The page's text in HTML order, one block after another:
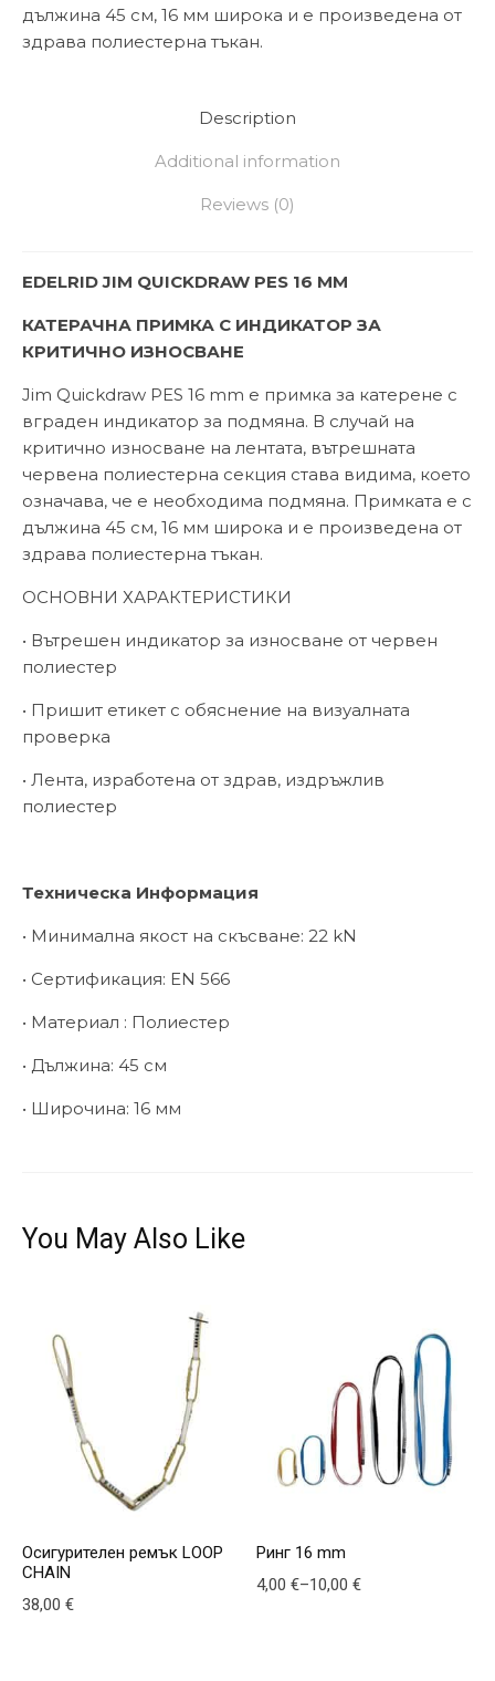
дължина 45 см, 16 мм широка и е произведена от
здрава полиестерна тъкан.
Description
Additional information
Reviews (0)
EDELRID JIM QUICKDRAW PES 16 MM
КАТЕРАЧНА ПРИМКА С ИНДИКАТОР ЗА
КРИТИЧНО ИЗНОСВАНЕ
Jim Quickdraw PES 16 mm е примка за катерене с
вграден индикатор за подмяна. В случай на
критично износване на лентата, вътрешната
червена полиестерна секция става видима, което
означава, че е необходима подмяна. Примката е с
дължина 45 см, 16 мм широка и е произведена от
здрава полиестерна тъкан.
ОСНОВНИ ХАРАКТЕРИСТИКИ
• Вътрешен индикатор за износване от червен
полиестер
• Пришит етикет с обяснение на визуалната
проверка
• Лента, изработена от здрав, издръжлив
полиестер
Техническа Информация
• Минимална якост на скъсване: 22 kN
• Сертификация: EN 566
• Материал : Полиестер
• Дължина: 45 см
• Широчина: 16 мм
You May Also Like
Осигурителен ремък LOOP
CHAIN
38,00 €
Ринг 16 mm
4,00€–10,00€
Price range: 4,00 € through